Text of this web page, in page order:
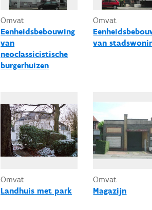
Omvat
Eenheidsbebouwing
van
neoclassicistische
burgerhuizen
Omvat
van
Omvat
Landhuis met park
Omvat
Magazijn